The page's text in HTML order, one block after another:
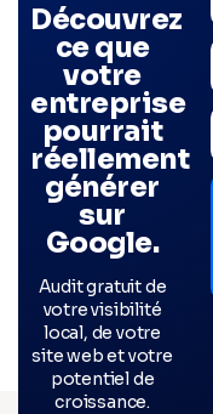
Découvrez
ce que
votre
entreprise
pourrait
réellement
générer
sur
Google.
Audit gratuit de
votre visibilité
local, de votre
site web et votre
potentiel de
croissance.